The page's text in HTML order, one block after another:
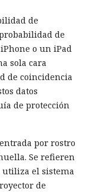
de
de
o un iPad
sola cara
de coincidencia
datos
de protección
por rostro
Se refieren
utiliza el sistema
de